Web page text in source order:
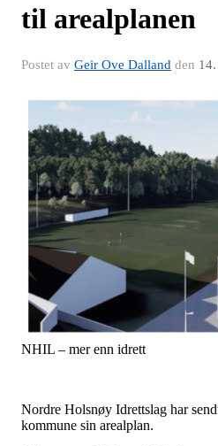
til arealplanen
Postet av Geir Ove Dalland den
NHIL – mer enn idrett
Nordre Holsnøy Idrettslag har
kommune sin arealplan.